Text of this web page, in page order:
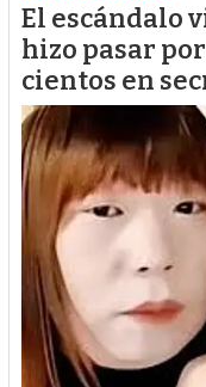
El escándalo
hizo pasar
cientos en